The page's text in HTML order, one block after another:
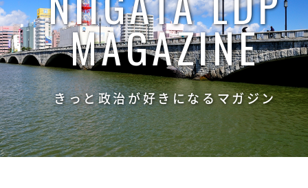
MAGAZINE
きっと政治が好きになるマガジン